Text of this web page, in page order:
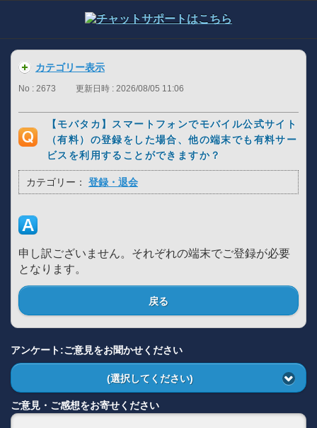
カテゴリー表示
No : 2673 更新日時 : 2026/08/05 11:06
【モバタカ】スマートフォンでモバイル公式サイト
（有料）の登録をした場合、他の端末でも有料サー
ビスを利用することができますか？
カテゴリー： 登録・退会
申し訳ございません。それぞれの端末でご登録が必要
となります。
戻る
アンケート:ご意見をお聞かせください
(選択してください)
ご意見・ご感想をお寄せください